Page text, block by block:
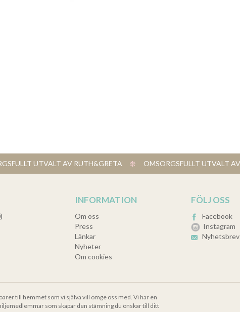
UTVALT AV RUTH&GRETA OMSORGSFULLT UTVALT
INFORMATION
Om oss
Press
Länkar
Nyheter
Om cookies
FÖLJ OSS
Facebook
Instagram
Nyhetsbrev
till hemmet som vi själva vill omge oss med. Vi har en
som skapar den stämning du önskar till ditt